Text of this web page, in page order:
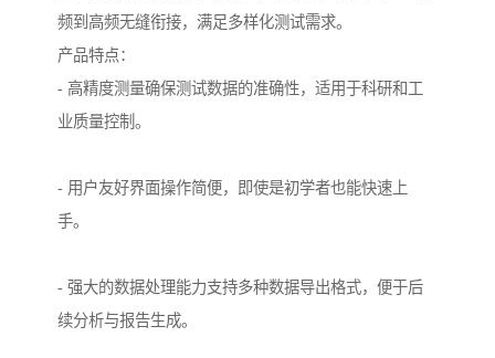
频到高频无缝衔接，满足多样化测试需求。
产品特点：
- 高精度测量确保测试数据的准确性，适用于科研和工
业质量控制。
- 用户友好界面操作简便，即使是初学者也能快速上
手。
- 强大的数据处理能力支持多种数据导出格式，便于后
续分析与报告生成。